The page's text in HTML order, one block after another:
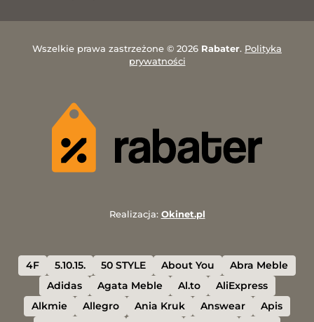
Wszelkie prawa zastrzeżone © 2026 Rabater. Polityka
prywatności
Realizacja: Okinet.pl
4F 5.10.15. 50 STYLE About You
Abra Meble
Adidas
Agata Meble Al.to
AliExpress
Alkmie
Allegro Ania Kruk Answear
Apis